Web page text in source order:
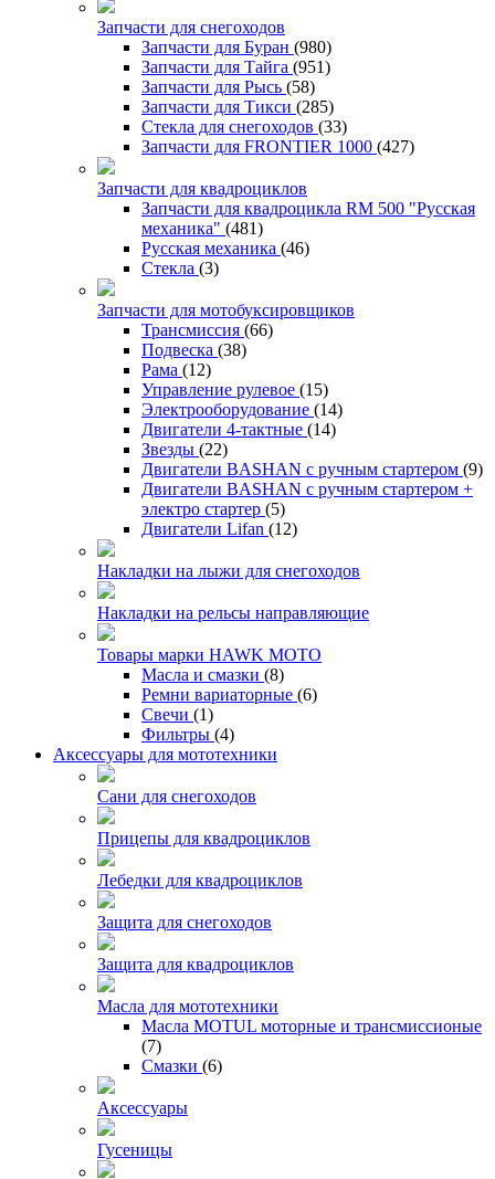
Запчасти для снегоходов
Запчасти для Буран (980)
Запчасти для Тайга (951)
Запчасти для Рысь (58)
Запчасти для Тикси (285)
Стекла для снегоходов (33)
Запчасти для FRONTIER 1000 (427)
Запчасти для квадроциклов
Запчасти для квадроцикла RM 500 "Русская
механика" (481)
Русская механика (46)
Стекла (3)
Запчасти для мотобуксировщиков
Трансмиссия (66)
Подвеска (38)
Рама (12)
Управление рулевое (15)
Электрооборудование (14)
Двигатели 4-тактные (14)
Звезды (22)
Двигатели BASHAN с ручным стартером (9)
Двигатели BASHAN с ручным стартером +
электро стартер (5)
Двигатели Lifan (12)
Накладки на лыжи для снегоходов
Накладки на рельсы направляющие
Товары марки HAWK MOTO
Масла и смазки (8)
Ремни вариаторные (6)
Свечи (1)
Фильтры (4)
Аксессуары для мототехники
Сани для снегоходов
Прицепы для квадроциклов
Лебедки для квадроциклов
Защита для снегоходов
Защита для квадроциклов
Масла для мототехники
Масла MOTUL моторные и трансмиссионые
(7)
Смазки (6)
Аксессуары
Гусеницы